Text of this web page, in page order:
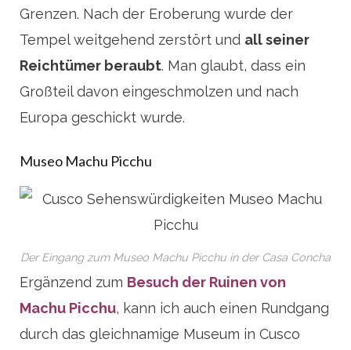
Grenzen. Nach der Eroberung wurde der
Tempel weitgehend zerstört und all seiner
Reichtümer beraubt. Man glaubt, dass ein
Großteil davon eingeschmolzen und nach
Europa geschickt wurde.
Museo Machu Picchu
Der Eingang zum Museo Machu Picchu in der Casa Concha
Ergänzend zum Besuch der Ruinen von
Machu Picchu, kann ich auch einen Rundgang
durch das gleichnamige Museum in Cusco